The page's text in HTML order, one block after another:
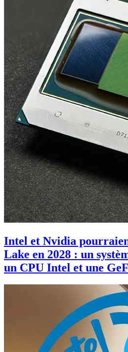
Intel et Nvidia
Lake en 2028 : un
un CPU Intel et une